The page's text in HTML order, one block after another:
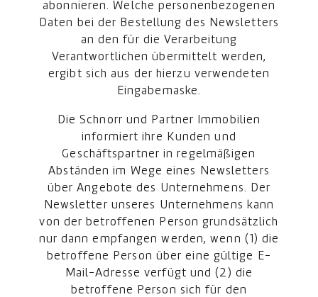
abonnieren. Welche personenbezogenen
Daten bei der Bestellung des Newsletters
an den für die Verarbeitung
Verantwortlichen übermittelt werden,
ergibt sich aus der hierzu verwendeten
Eingabemaske.
Die Schnorr und Partner Immobilien
informiert ihre Kunden und
Geschäftspartner in regelmäßigen
Abständen im Wege eines Newsletters
über Angebote des Unternehmens. Der
Newsletter unseres Unternehmens kann
von der betroffenen Person grundsätzlich
nur dann empfangen werden, wenn (1) die
betroffene Person über eine gültige E-
Mail-Adresse verfügt und (2) die
betroffene Person sich für den